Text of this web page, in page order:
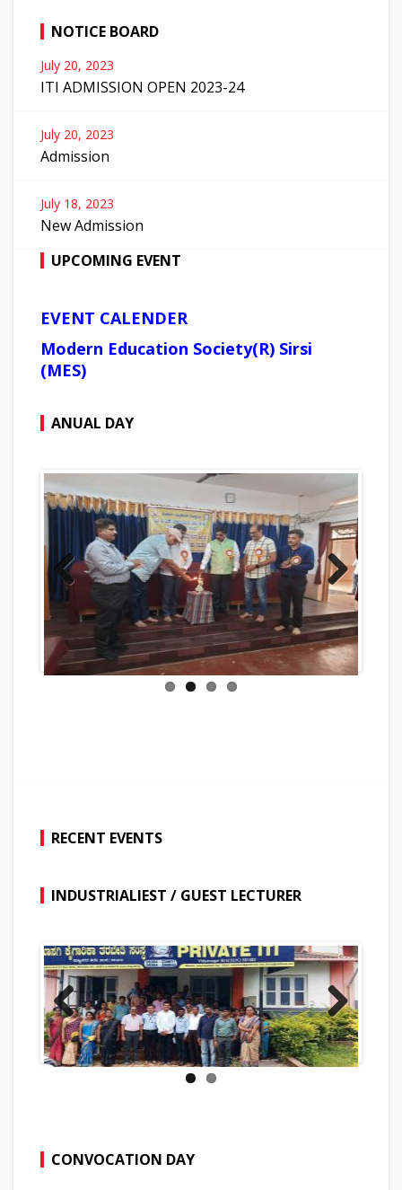
NOTICE BOARD
July 20, 2023
ITI ADMISSION OPEN 2023-24
July 20, 2023
Admission
July 18, 2023
New Admission
UPCOMING EVENT
EVENT CALENDER
Modern Education Society(R) Sirsi
(MES)
ANUAL DAY
Previous Next
RECENT EVENTS
INDUSTRIALIEST / GUEST LECTURER
Previous Next
CONVOCATION DAY